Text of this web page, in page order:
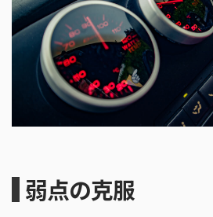
弱点の克服